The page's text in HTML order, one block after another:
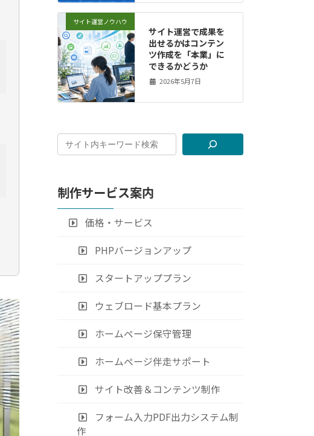
サイト運営ノウハウ
サイト運営で成果を
出せるかはコンテン
ツ作成を「本業」に
できるかどうか
2026年5月7日
制作サービス案内
価格・サービス
PHPバージョンアップ
スタートアッププラン
ウェブロード基本プラン
ホームページ保守管理
ホームページ伴走サポート
サイト改善＆コンテンツ制作
フォーム入力PDF出力システム制
作